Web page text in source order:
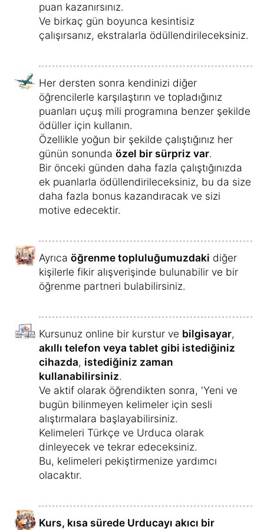
puan kazanırsınız.
Ve birkaç gün boyunca kesintisiz
çalışırsanız, ekstralarla ödüllendirileceksiniz.
Her dersten sonra kendinizi diğer
öğrencilerle karşılaştırın ve topladığınız
puanları uçuş mili programına benzer şekilde
ödüller için kullanın.
Özellikle yoğun bir şekilde çalıştığınız her
günün sonunda özel bir sürpriz var.
Bir önceki günden daha fazla çalıştığınızda
ek puanlarla ödüllendirileceksiniz, bu da size
daha fazla bonus kazandıracak ve sizi
motive edecektir.
Ayrıca öğrenme topluluğumuzdaki diğer
kişilerle fikir alışverişinde bulunabilir ve bir
öğrenme partneri bulabilirsiniz.
Kursunuz online bir kurstur ve bilgisayar,
akıllı telefon veya tablet gibi istediğiniz
cihazda, istediğiniz zaman
kullanabilirsiniz.
Ve aktif olarak öğrendikten sonra, 'Yeni ve
bugün bilinmeyen kelimeler için sesli
alıştırmalara başlayabilirsiniz.
Kelimeleri Türkçe ve Urduca olarak
dinleyecek ve tekrar edeceksiniz.
Bu, kelimeleri pekiştirmenize yardımcı
olacaktır.
Kurs, kısa sürede Urducayı akıcı bir